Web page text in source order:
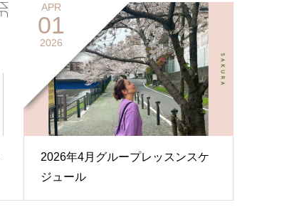
APR
01
2026
2026年4月グループレッスンスケ
ジュール